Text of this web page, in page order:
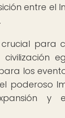
entre el
para
los
poderoso
y